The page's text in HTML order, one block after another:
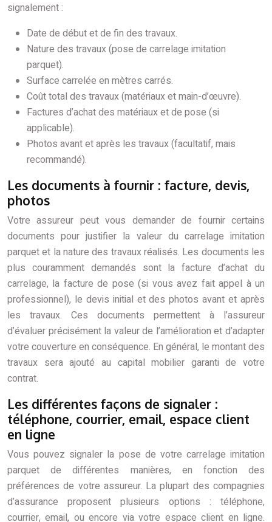
signalement :
Date de début et de fin des travaux.
Nature des travaux (pose de carrelage imitation
parquet).
Surface carrelée en mètres carrés.
Coût total des travaux (matériaux et main-d’œuvre).
Factures d’achat des matériaux et de pose (si
applicable).
Photos avant et après les travaux (facultatif, mais
recommandé).
Les documents à fournir : facture, devis,
photos
Votre assureur peut vous demander de fournir certains
documents pour justifier la valeur du carrelage imitation
parquet et la nature des travaux réalisés. Les documents les
plus couramment demandés sont la facture d’achat du
carrelage, la facture de pose (si vous avez fait appel à un
professionnel), le devis initial et des photos avant et après
les travaux. Ces documents permettent à l’assureur
d’évaluer précisément la valeur de l’amélioration et d’adapter
votre couverture en conséquence. En général, le montant des
travaux sera ajouté au capital mobilier garanti de votre
contrat.
Les différentes façons de signaler :
téléphone, courrier, email, espace client
en ligne
Vous pouvez signaler la pose de votre carrelage imitation
parquet de différentes manières, en fonction des
préférences de votre assureur. La plupart des compagnies
d’assurance proposent plusieurs options : téléphone,
courrier, email, ou encore via votre espace client en ligne.